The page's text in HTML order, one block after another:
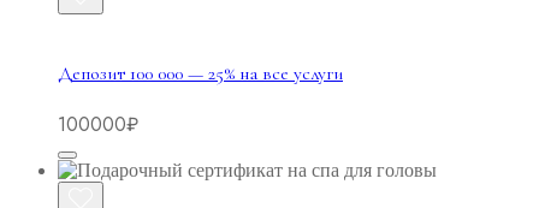
Депозит 100 000 — 25% на все услуги
100000₽